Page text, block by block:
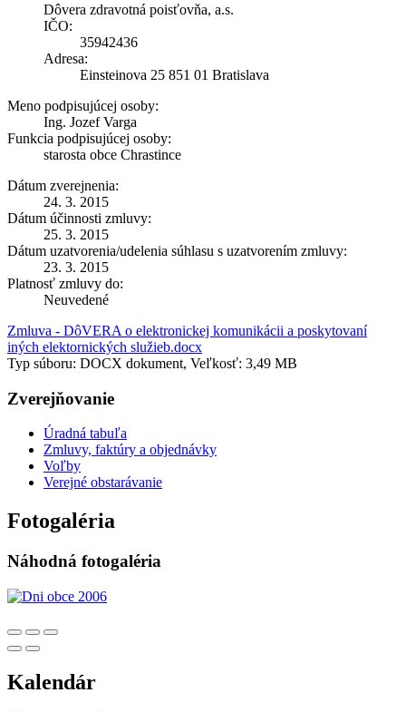
Dôvera zdravotná poisťovňa, a.s.
IČO:
35942436
Adresa:
Einsteinova 25 851 01 Bratislava
Meno podpisujúcej osoby:
Ing. Jozef Varga
Funkcia podpisujúcej osoby:
starosta obce Chrastince
Dátum zverejnenia:
24. 3. 2015
Dátum účinnosti zmluvy:
25. 3. 2015
Dátum uzatvorenia/udelenia súhlasu s uzatvorením zmluvy:
23. 3. 2015
Platnosť zmluvy do:
Neuvedené
Zmluva - DôVERA o elektronickej komunikácii a poskytovaní
iných elektornických služieb.docx
Typ súboru: DOCX dokument, Veľkosť: 3,49 MB
Zverejňovanie
Úradná tabuľa
Zmluvy, faktúry a objednávky
Voľby
Verejné obstarávanie
Fotogaléria
Náhodná fotogaléria
Kalendár